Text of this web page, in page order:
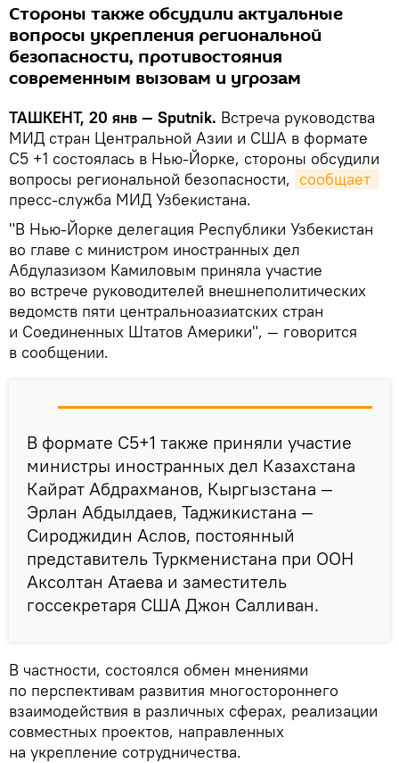
Стороны также обсудили актуальные
вопросы укрепления региональной
безопасности, противостояния
современным вызовам и угрозам
ТАШКЕНТ, 20 янв — Sputnik. Встреча руководства
МИД стран Центральной Азии и США в формате
С5 +1 состоялась в Нью-Йорке, стороны обсудили
вопросы региональной безопасности,
пресс-служба МИД Узбекистана.
"В Нью-Йорке делегация Республики Узбекистан
во главе с министром иностранных дел
Абдулазизом Камиловым приняла участие
во встрече руководителей внешнеполитических
ведомств пяти центральноазиатских стран
и Соединенных Штатов Америки", — говорится
в сообщении.
В формате С5+1 также приняли участие
министры иностранных дел Казахстана
Кайрат Абдрахманов, Кыргызстана —
Эрлан Абдылдаев, Таджикистана —
Сироджидин Аслов, постоянный
представитель Туркменистана при ООН
Аксолтан Атаева и заместитель
госсекретаря США Джон Салливан.
В частности, состоялся обмен мнениями
по перспективам развития многостороннего
взаимодействия в различных сферах, реализации
совместных проектов, направленных
на укрепление сотрудничества.